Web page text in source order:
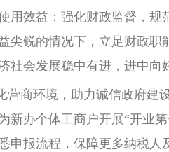
用效益；强化财政监督，
尖锐的情况下，立足财政
社会发展稳中有进，进中向
商环境，助力诚信政府建设
新办个体工商户开展“开业
申报流程，保障更多纳税